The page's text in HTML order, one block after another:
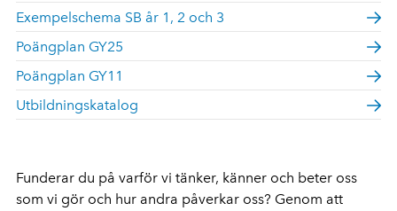
Exempelschema SB år 1, 2 och 3
Poängplan GY25
Poängplan GY11
Utbildningskatalog
Funderar du på varför vi tänker, känner och beter oss
som vi gör och hur andra påverkar oss? Genom att